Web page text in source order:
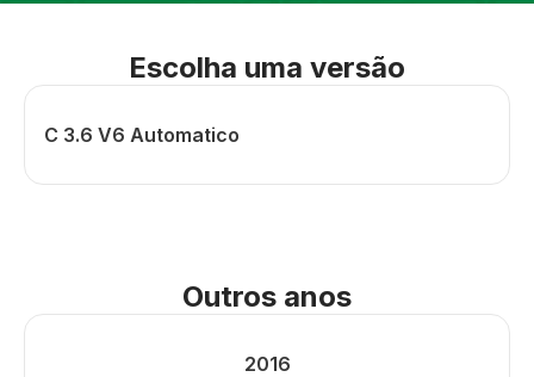
Escolha uma versão
C 3.6 V6 Automatico
Outros anos
2016